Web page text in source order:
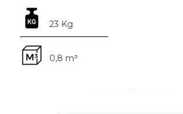
23 Kg
0,8 m³